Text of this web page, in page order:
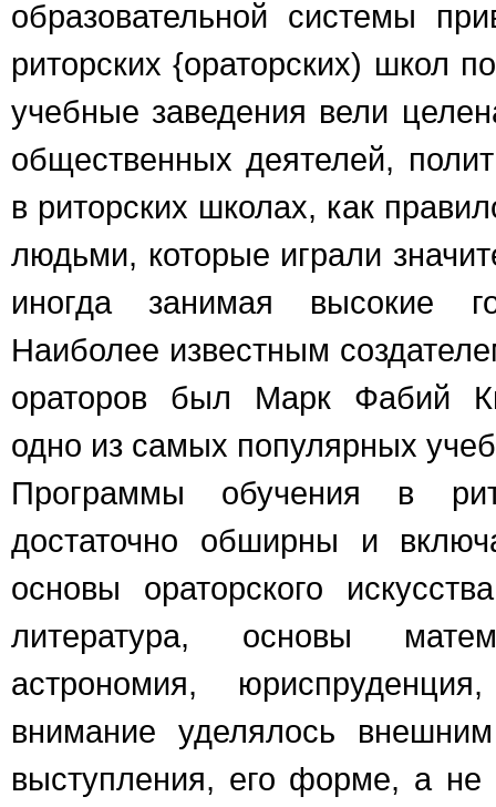
образовательной системы
риторских {ораторских) школ
учебные заведения вели
общественных деятелей,
в риторских школах, как
людьми, которые играли
иногда занимая высокие
Наиболее известным
ораторов был Марк Фабий
одно из самых популярных
Программы обучения в
достаточно обширны и
основы ораторского
литература, основы
астрономия,
внимание уделялось
выступления, его форме, а